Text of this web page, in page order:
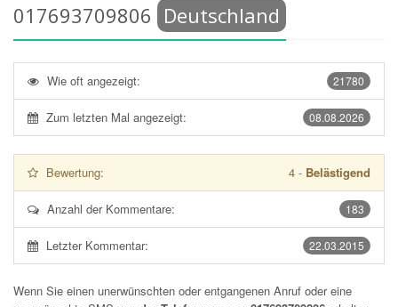
017693709806 Deutschland
21780
Wie oft angezeigt:
08.08.2026
Zum letzten Mal angezeigt:
Bewertung: 4 - Belästigend
183
Anzahl der Kommentare:
22.03.2015
Letzter Kommentar:
Wenn Sie einen unerwünschten oder entgangenen Anruf oder eine